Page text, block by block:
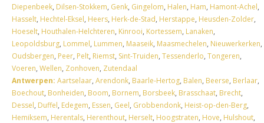
Diepenbeek, Dilsen-Stokkem, Genk, Gingelom, Halen, Ham, Hamont-Achel,
Hasselt, Hechtel-Eksel, Heers, Herk-de-Stad, Herstappe, Heusden-Zolder,
Hoeselt, Houthalen-Helchteren, Kinrooi, Kortessem, Lanaken,
Leopoldsburg, Lommel, Lummen, Maaseik, Maasmechelen, Nieuwerkerken,
Oudsbergen, Peer, Pelt, Riemst, Sint-Truiden, Tessenderlo, Tongeren,
Voeren, Wellen, Zonhoven, Zutendaal
Antwerpen: Aartselaar, Arendonk, Baarle-Hertog, Balen, Beerse, Berlaar,
Boechout, Bonheiden, Boom, Bornem, Borsbeek, Brasschaat, Brecht,
Dessel, Duffel, Edegem, Essen, Geel, Grobbendonk, Heist-op-den-Berg,
Hemiksem, Herentals, Herenthout, Herselt, Hoogstraten, Hove, Hulshout,